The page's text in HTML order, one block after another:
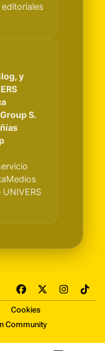
y
S.
a
c
e
b
n
a
i
o
Cookies
Community